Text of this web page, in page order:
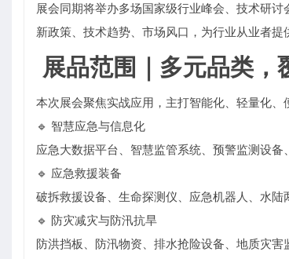
展会同期将举办多场国家级行业峰会、技术研
新政策、技术趋势、市场风口，为行业从业者提
展品范围｜多元品类，
本次展会聚焦实战应用，主打智能化、轻量化
🔹 智慧应急与信息化
应急大数据平台、智慧监管系统、预警监测设备
🔹 应急救援装备
破拆救援设备、生命探测仪、应急机器人、水陆
🔹 防灾减灾与防汛抗旱
防洪挡板、防汛物资、排水抢险设备、地质灾害